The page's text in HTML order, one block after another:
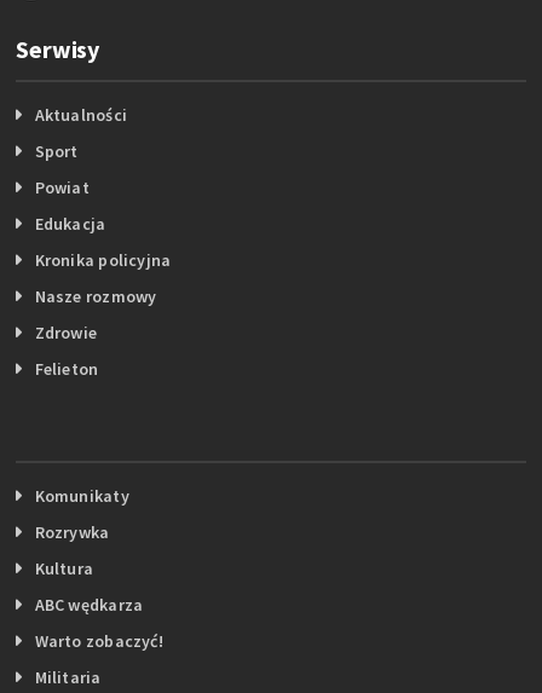
Serwisy
Aktualności
Sport
Powiat
Edukacja
Kronika policyjna
Nasze rozmowy
Zdrowie
Felieton
Komunikaty
Rozrywka
Kultura
ABC wędkarza
Warto zobaczyć!
Militaria